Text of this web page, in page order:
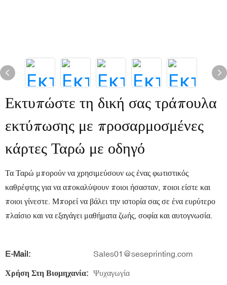
Εκτυπώστε τη δική σας τράπουλα
εκτύπωσης με προσαρμοσμένες
κάρτες Ταρώ με οδηγό
Τα Ταρώ μπορούν να χρησιμεύσουν ως ένας φωτιστικός
καθρέφτης για να αποκαλύψουν ποιοι ήσασταν, ποιοι είστε και
ποιοι γίνεστε. Μπορεί να βάλει την ιστορία σας σε ένα ευρύτερο
πλαίσιο και να εξαγάγει μαθήματα ζωής, σοφία και αυτογνωσία.
E-Mail: Sales01@seseprinting.com
Χρήση Στη Βιομηχανία: Ψυχαγωγία